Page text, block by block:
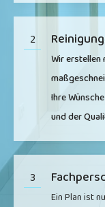
2
Wir erstellen
Ihre
und der
3
Ein Plan ist